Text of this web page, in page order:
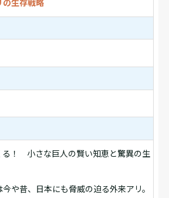
の生存戦略
る！ 小さな巨人の賢い知恵と驚異の生
や昔、日本にも脅威の迫る外来アリ。